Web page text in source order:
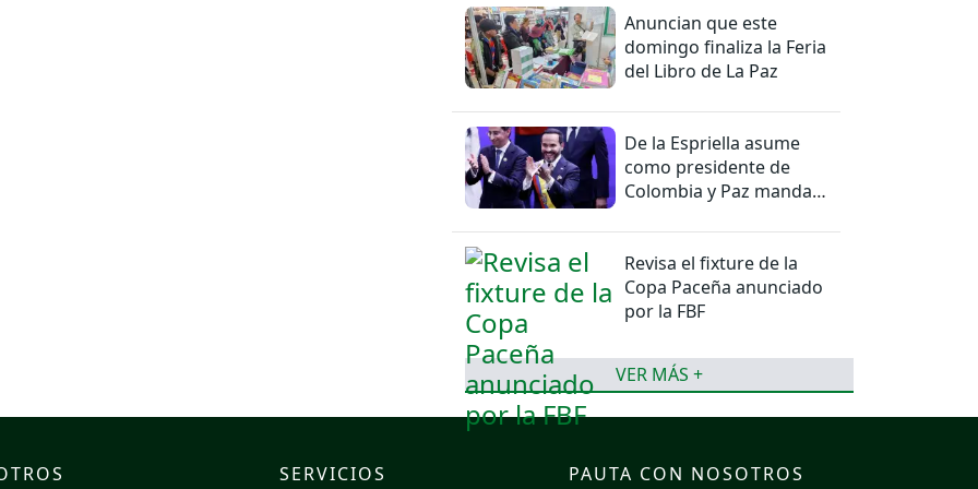
Anuncian que este
domingo finaliza la Feria
del Libro de La Paz
De la Espriella asume
como presidente de
Colombia y Paz manda
Revisa el fixture de la
Copa Paceña anunciado
por la FBF
VER MÁS +
SERVICIOS PAUTA CON NOSOTROS